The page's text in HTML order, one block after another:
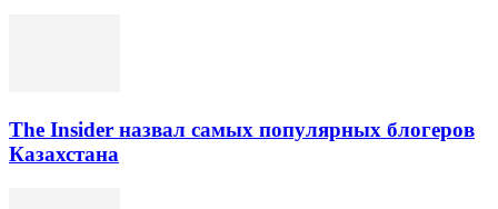
The Insider назвал самых популярных блогеров
Казахстана